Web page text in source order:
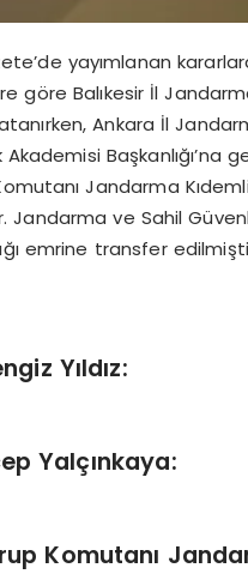
yayımlanan
göre Balıkesir İl
Ankara İl
Başkanlığı’na
Jandarma
Jandarma ve Sahil
emrine transfer
Yıldız:
Yalçınkaya:
Komutanı